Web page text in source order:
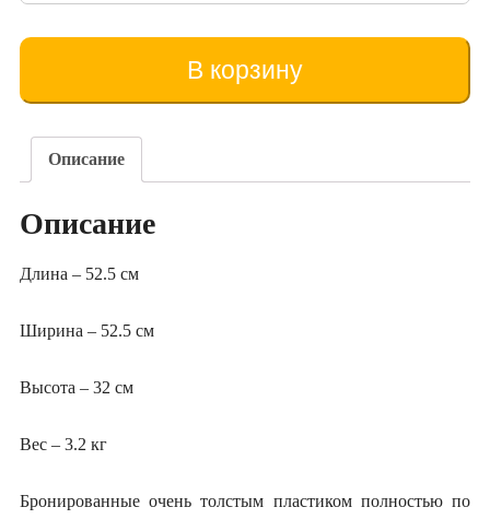
товара
Corpul
12
В корзину
Описание
Описание
Длина – 52.5 см
Ширина – 52.5 см
Высота – 32 см
Вес – 3.2 кг
Бронированные очень толстым пластиком полностью по